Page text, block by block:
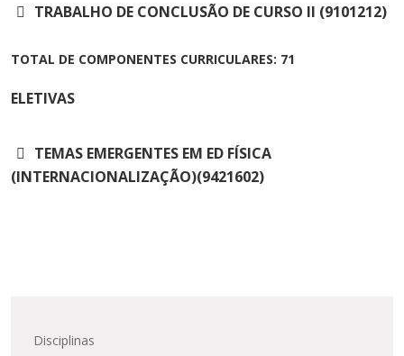
TRABALHO DE CONCLUSÃO DE CURSO II (9101212)
TOTAL DE COMPONENTES CURRICULARES: 71
ELETIVAS
TEMAS EMERGENTES EM ED FÍSICA
(INTERNACIONALIZAÇÃO)(9421602)
Disciplinas